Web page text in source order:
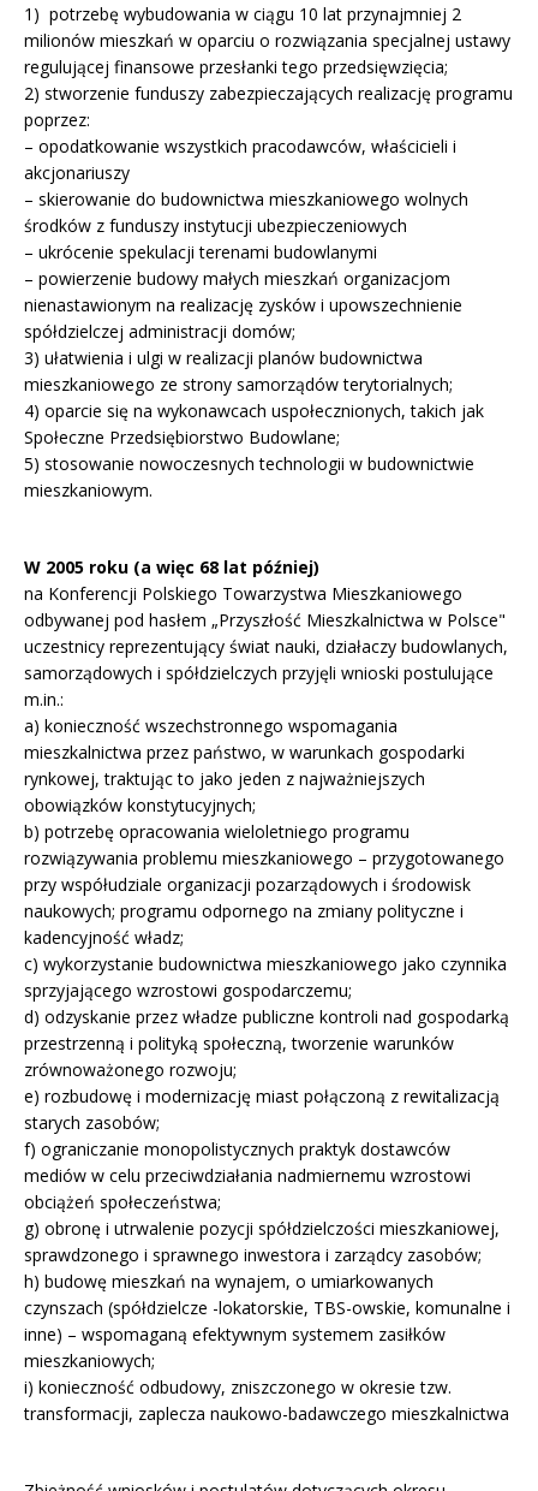
1) potrzebę wybudowania w ciągu 10 lat przynajmniej 2
milionów mieszkań w oparciu o rozwiązania specjalnej ustawy
regulującej finansowe przesłanki tego przedsięwzięcia;
2) stworzenie funduszy zabezpieczających realizację programu
poprzez:
– opodatkowanie wszystkich pracodawców, właścicieli i
akcjonariuszy
– skierowanie do budownictwa mieszkaniowego wolnych
środków z funduszy instytucji ubezpieczeniowych
– ukrócenie spekulacji terenami budowlanymi
– powierzenie budowy małych mieszkań organizacjom
nienastawionym na realizację zysków i upowszechnienie
spółdzielczej administracji domów;
3) ułatwienia i ulgi w realizacji planów budownictwa
mieszkaniowego ze strony samorządów terytorialnych;
4) oparcie się na wykonawcach uspołecznionych, takich jak
Społeczne Przedsiębiorstwo Budowlane;
5) stosowanie nowoczesnych technologii w budownictwie
mieszkaniowym.
W 2005 roku (a więc 68 lat później)
na Konferencji Polskiego Towarzystwa Mieszkaniowego
odbywanej pod hasłem „Przyszłość Mieszkalnictwa w Polsce"
uczestnicy reprezentujący świat nauki, działaczy budowlanych,
samorządowych i spółdzielczych przyjęli wnioski postulujące
m.in.:
a) konieczność wszechstronnego wspomagania
mieszkalnictwa przez państwo, w warunkach gospodarki
rynkowej, traktując to jako jeden z najważniejszych
obowiązków konstytucyjnych;
b) potrzebę opracowania wieloletniego programu
rozwiązywania problemu mieszkaniowego – przygotowanego
przy współudziale organizacji pozarządowych i środowisk
naukowych; programu odpornego na zmiany polityczne i
kadencyjność władz;
c) wykorzystanie budownictwa mieszkaniowego jako czynnika
sprzyjającego wzrostowi gospodarczemu;
d) odzyskanie przez władze publiczne kontroli nad gospodarką
przestrzenną i polityką społeczną, tworzenie warunków
zrównoważonego rozwoju;
e) rozbudowę i modernizację miast połączoną z rewitalizacją
starych zasobów;
f) ograniczanie monopolistycznych praktyk dostawców
mediów w celu przeciwdziałania nadmiernemu wzrostowi
obciążeń społeczeństwa;
g) obronę i utrwalenie pozycji spółdzielczości mieszkaniowej,
sprawdzonego i sprawnego inwestora i zarządcy zasobów;
h) budowę mieszkań na wynajem, o umiarkowanych
czynszach (spółdzielcze -lokatorskie, TBS-owskie, komunalne i
inne) – wspomaganą efektywnym systemem zasiłków
mieszkaniowych;
i) konieczność odbudowy, zniszczonego w okresie tzw.
transformacji, zaplecza naukowo-badawczego mieszkalnictwa